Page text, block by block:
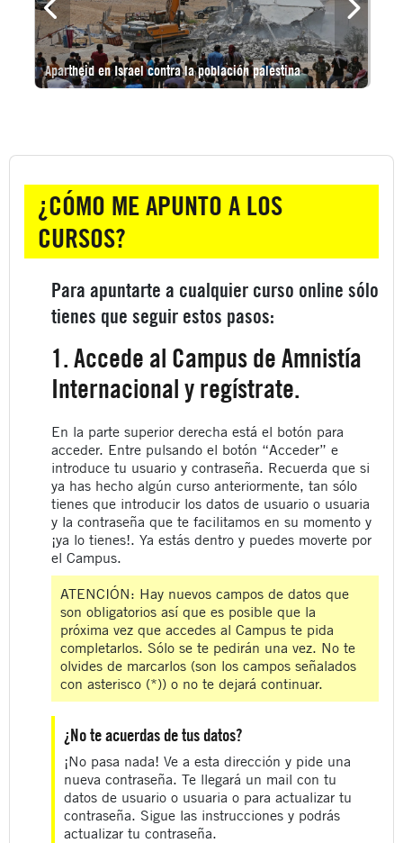
Nombre del curso
Apartheid en Israel contra la población palestina
Categoría del curso
Salta ¿Cómo me apunto a los cursos?
¿CÓMO ME APUNTO A LOS
CURSOS?
Para apuntarte a cualquier curso online sólo
tienes que seguir estos pasos:
1. Accede al Campus de Amnistía
Internacional y regístrate.
En la parte superior derecha está el botón para
acceder. Entre pulsando el botón “Acceder” e
introduce tu usuario y contraseña. Recuerda que si
ya has hecho algún curso anteriormente, tan sólo
tienes que introducir los datos de usuario o usuaria
y la contraseña que te facilitamos en su momento y
¡ya lo tienes!. Ya estás dentro y puedes moverte por
el Campus.
ATENCIÓN: Hay nuevos campos de datos que
son obligatorios así que es posible que la
próxima vez que accedes al Campus te pida
completarlos. Sólo se te pedirán una vez. No te
olvides de marcarlos (son los campos señalados
con asterisco (*)) o no te dejará continuar.
¿No te acuerdas de tus datos?
¡No pasa nada! Ve a esta dirección y pide una
nueva contraseña. Te llegará un mail con tu
datos de usuario o usuaria o para actualizar tu
contraseña. Sigue las instrucciones y podrás
actualizar tu contraseña.